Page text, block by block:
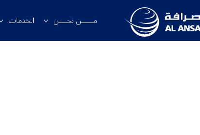
مــــــن نحــــن الخدمات